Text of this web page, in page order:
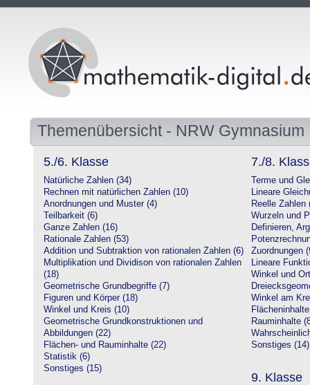
Themenübersicht - NRW Gymnasium
5./6. Klasse
Natürliche Zahlen (34)
Rechnen mit natürlichen Zahlen (10)
Anordnungen und Muster (4)
Teilbarkeit (6)
Ganze Zahlen (16)
Rationale Zahlen (53)
Addition und Subtraktion von rationalen Zahlen (6)
Multiplikation und Dividison von rationalen Zahlen
(18)
Geometrische Grundbegriffe (7)
Figuren und Körper (18)
Winkel und Kreis (10)
Geometrische Grundkonstruktionen und
Abbildungen (22)
Flächen- und Rauminhalte (22)
Statistik (6)
Sonstiges (15)
7./8.
Terme und
Lineare
Reelle Zahlen
Wurzeln und
Definieren,
Zuordnungen
Lineare
Winkel und
Winkel am
Rauminhalte
Sonstiges (14)
9. Klasse